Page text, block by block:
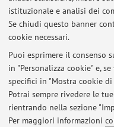
istituzionale e analisi dei
Se chiudi questo banner
cookie necessari.
Puoi esprimere il consenso
in "Personalizza cookie" e,
specifici in "Mostra cookie
Potrai sempre rivedere le
rientrando nella sezione
Per maggiori informazioni
Dipartimento di Fisica e
Via S.Alberto 163,
Al momento